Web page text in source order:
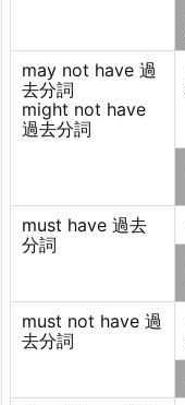
may not have 過
去分詞
might not have
過去分詞
must have 過去
分詞
must not have 過
去分詞